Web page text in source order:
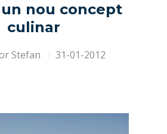
un nou concept
culinar
Stefan 31-01-2012